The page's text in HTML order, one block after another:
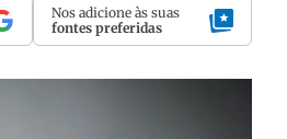
Nos adicione às suas
fontes preferidas